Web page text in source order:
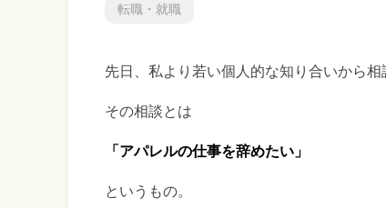
転職・就職
先日、私より若い個人的な知り合いから相
その相談とは
「アパレルの仕事を辞めたい」
というもの。